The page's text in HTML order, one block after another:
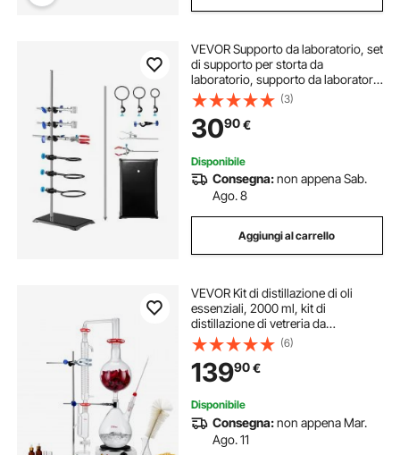
VEVOR Supporto da laboratorio, set
di supporto per storta da
laboratorio, supporto da laboratorio
in acciaio da 60 cm e base in ghisa
da 21 x 13,5 cm, include morsetti
per matracci
(3)
3090€
Disponibile
Consegna:non appena Sab.
Ago. 8
Aggiungi al carrello
VEVOR Kit di distillazione di oli
essenziali, 2000 ml, kit di
distillazione di vetreria da
laboratorio 3.3 Boro con piastra
riscaldante da 1500 W e 24, 40
giunti, set da 28 pezzi
(6)
13990€
Disponibile
Consegna:non appena Mar.
Ago. 11